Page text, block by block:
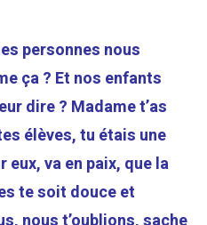
personnes nous
ça ? Et nos enfants
dire ? Madame t’as
élèves, tu étais une
eux, va en paix, que la
te soit douce et